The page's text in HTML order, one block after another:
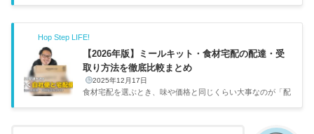
ーランスなので平日と土日の境目が曖昧なんですが、それで
も土日は仕事を控えめにして休みたい派です。名古屋の千種
区1Kで一人暮らしをしていて、平日は冷凍弁当に頼ること
が多いんですが、土日まで同じレンジ飯だとさすがに気分が
沈みます。週末だけでもちょっと手をかけた食事にしたいな
と思って、土日配達のミールキットを調べてみました。Oisi
x以外にも土...
Hop Step LIFE!
【2026年版】ミールキット・食材宅配の配達・受
取り方法を徹底比較まとめ
2025年12月17日
食材宅配を選ぶとき、味や価格と同じくらい大事なのが「配
るんですが、「配達方法で選び直した」と言っていたくら